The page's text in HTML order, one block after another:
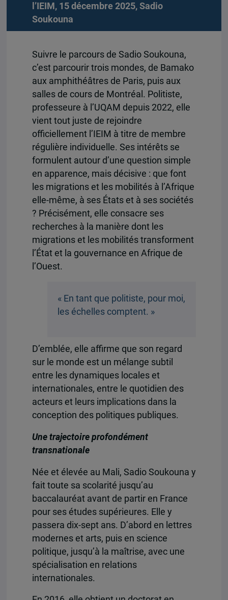
l’IEIM, 15 décembre 2025, Sadio
Soukouna
Suivre le parcours de Sadio Soukouna,
c’est parcourir trois mondes, de Bamako
aux amphithéâtres de Paris, puis aux
salles de cours de Montréal. Politiste,
professeure à l’UQAM depuis 2022, elle
vient tout juste de rejoindre
officiellement l’IEIM à titre de membre
régulière individuelle. Ses intérêts se
formulent autour d’une question simple
en apparence, mais décisive : que font
les migrations et les mobilités à l’Afrique
elle-même, à ses États et à ses sociétés
? Précisément, elle consacre ses
recherches à la manière dont les
migrations et les mobilités transforment
l’État et la gouvernance en Afrique de
l’Ouest.
« En tant que politiste, pour moi,
les échelles comptent. »
D’emblée, elle affirme que son regard
sur le monde est un mélange subtil
entre les dynamiques locales et
internationales, entre le quotidien des
acteurs et leurs implications dans la
conception des politiques publiques.
Une trajectoire profondément
transnationale
Née et élevée au Mali, Sadio Soukouna y
fait toute sa scolarité jusqu’au
baccalauréat avant de partir en France
pour ses études supérieures. Elle y
passera dix-sept ans. D’abord en lettres
modernes et arts, puis en science
politique, jusqu’à la maîtrise, avec une
spécialisation en relations
internationales.